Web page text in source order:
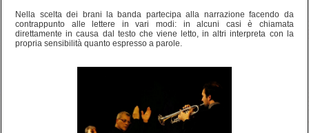
Nella scelta dei brani la banda partecipa alla narrazione facendo da
contrappunto alle lettere in vari modi: in alcuni casi è chiamata
direttamente in causa dal testo che viene letto, in altri interpreta con la
propria sensibilità quanto espresso a parole.